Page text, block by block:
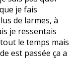
je fais
de larmes, à
je ressentais
le temps mais
est passée ça a